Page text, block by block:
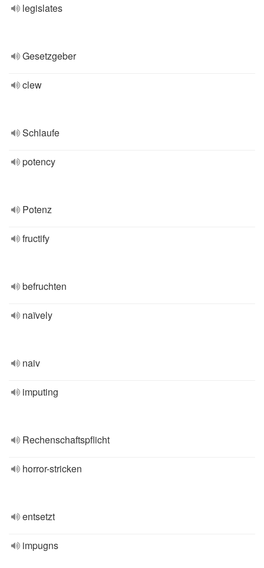
legislates
Gesetzgeber
clew
Schlaufe
potency
Potenz
fructify
befruchten
naïvely
naiv
imputing
Rechenschaftspflicht
horror-stricken
entsetzt
impugns